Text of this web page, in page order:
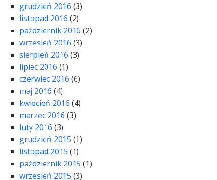
grudzień 2016 (3)
listopad 2016 (2)
październik 2016 (2)
wrzesień 2016 (3)
sierpień 2016 (3)
lipiec 2016 (1)
czerwiec 2016 (6)
maj 2016 (4)
kwiecień 2016 (4)
marzec 2016 (3)
luty 2016 (3)
grudzień 2015 (1)
listopad 2015 (1)
październik 2015 (1)
wrzesień 2015 (3)